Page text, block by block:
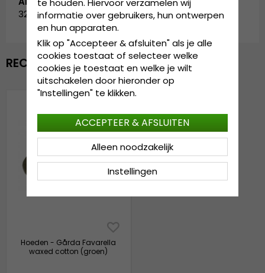
3219-1
RECENTELIJK BEKEKEN
Hoeden - Gårda Favarella
waxed cotton (groen)
te houden. Hiervoor verzamelen wij
informatie over gebruikers, hun ontwerpen
en hun apparaten.
Klik op "Accepteer & afsluiten" als je alle
cookies toestaat of selecteer welke
cookies je toestaat en welke je wilt
uitschakelen door hieronder op
"Instellingen" te klikken.
Instellingen
Alleen noodzakelijk
ACCEPTEER & AFSLUITEN